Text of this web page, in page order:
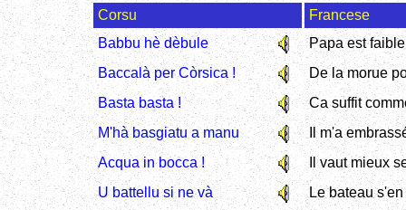
Corsu
Francese
Babbu hè dèbule
Papa est faible
Baccalà per Còrsica !
De la morue
Basta basta !
Ca suffit
M'hà basgiatu a manu
Il m'a
Acqua in bocca !
Il vaut mieux
U battellu si ne và
Le bateau